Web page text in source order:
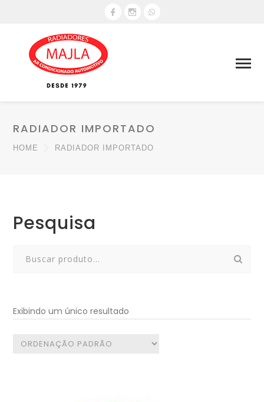
RADIADOR IMPORTADO
HOME RADIADOR IMPORTADO
Pesquisa
Exibindo um único resultado